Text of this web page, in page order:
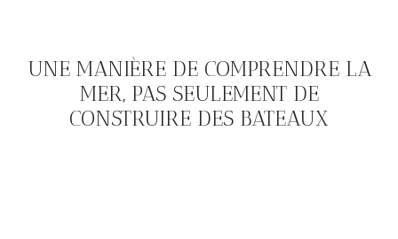
UNE MANIÈRE DE COMPRENDRE LA
MER, PAS SEULEMENT DE
CONSTRUIRE DES BATEAUX